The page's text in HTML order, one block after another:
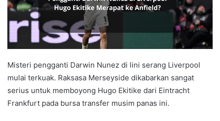
Misteri pengganti Darwin Nunez di lini serang Liverpool
mulai terkuak. Raksasa Merseyside dikabarkan sangat
serius untuk memboyong Hugo Ekitike dari Eintracht
Frankfurt pada bursa transfer musim panas ini.